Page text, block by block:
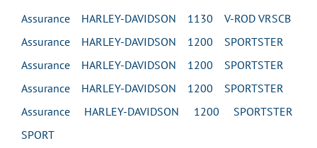
Assurance HARLEY-DAVIDSON 1130 V-ROD VRSCB
Assurance HARLEY-DAVIDSON 1200 SPORTSTER
Assurance HARLEY-DAVIDSON 1200 SPORTSTER
Assurance HARLEY-DAVIDSON 1200 SPORTSTER
Assurance HARLEY-DAVIDSON 1200 SPORTSTER
SPORT